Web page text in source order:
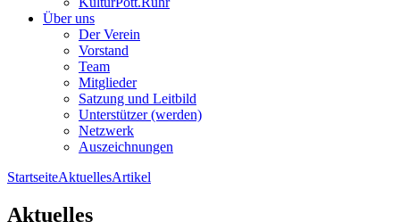
Über uns
Der Verein
Vorstand
Team
Mitglieder
Satzung und Leitbild
Unterstützer (werden)
Netzwerk
Auszeichnungen
StartseiteAktuellesArtikel
Aktuelles